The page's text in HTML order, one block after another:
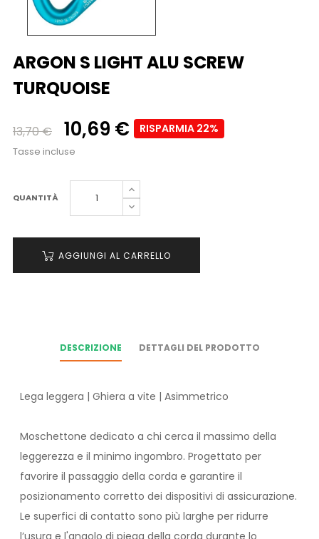
ARGON S LIGHT ALU SCREW
TURQUOISE
13,70 € 10,69 € RISPARMIA 22%
Tasse incluse
QUANTITÀ
AGGIUNGI AL CARRELLO
DESCRIZIONE DETTAGLI DEL PRODOTTO
Lega leggera | Ghiera a vite | Asimmetrico
Moschettone dedicato a chi cerca il massimo della
leggerezza e il minimo ingombro. Progettato per
favorire il passaggio della corda e garantire il
posizionamento corretto dei dispositivi di assicurazione.
Le superfici di contatto sono più larghe per ridurre